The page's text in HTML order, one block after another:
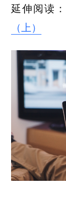
延伸阅读：
（上）